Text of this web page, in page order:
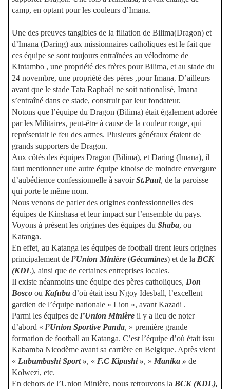
camp, en optant pour les couleurs d’Imana.
Une des preuves tangibles de la filiation de Bilima(Dragon) et
d’Imana (Daring) aux missionnaires catholiques est le fait que
ces équipe se sont toujours entraînées au vélodrome de
Kintambo , une propriété des frères pour Bilima, et au stade du
24 novembre, une propriété des pères ,pour Imana. D’ailleurs
avant que le stade Tata Raphaël ne soit nationalisé, Imana
s’entraîné dans ce stade, construit par leur fondateur.
Notons que l’équipe du Dragon (Bilima) était également adorée
par les Militaires, peut-être à cause de la couleur rouge, qui
représentait le feu des armes. Plusieurs généraux étaient de
grands supporters de Dragon.
Aux côtés des équipes Dragon (Bilima), et Daring (Imana), il
faut mentionner une autre équipe kinoise de moindre envergure
d’aubédience confessionnelle à savoirSt.Paul, de la paroisse
qui porte le même nom.
Nous venons de parler des origines confessionnelles des
équipes de Kinshasa et leur impact sur l’ensemble du pays.
Voyons à présent les origines des équipes du Shaba, ou
Katanga.
En effet, au Katanga les équipes de football tirent leurs origines
principalement de l’Union Minière(Gécamines) et de la BCK
(KDL), ainsi que de certaines entreprises locales.
Il existe néanmoins une équipe des pères catholiques, Don
Boscoou Kafubud’où était issu Ngoy Idesball, l’excellent
gardien de l’équipe nationale « Lion », avant Kazadi .
Parmi les équipes de l’Union Minièreil y a lieu de noter
d’abord « l’Union Sportive Panda, » première grande
formation de football au Katanga. C’est l’équipe d’où était issu
Kabamba Nicodème avant sa carrière en Belgique. Après vient
« Lubumbashi Sport », « F.C Kipushi », » Manika » de
Kolwezi, etc.
En dehors de l’Union Minière, nous retrouvons la BCK (KDL),